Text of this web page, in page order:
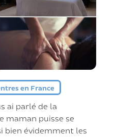
en France
ai parlé de la
maman puisse se
bien évidemment les